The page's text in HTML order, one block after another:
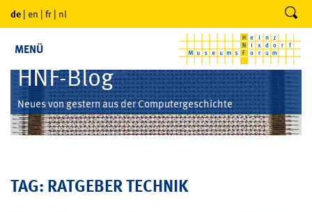
de | en | fr | nl
MENÜ
HNF-Blog
Neues von gestern aus der Computergeschichte
TAG: RATGEBER TECHNIK